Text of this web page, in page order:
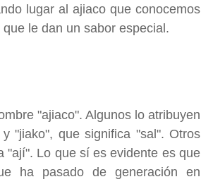
lugar al ajiaco que conocemos
le dan un sabor especial.
"ajiaco". Algunos lo atribuyen
"jiako", que significa "sal". Otros
"ají". Lo que sí es evidente es que
ha pasado de generación en